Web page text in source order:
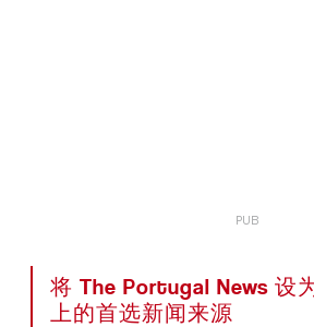
将 The Portugal News 设
上的首选新闻来源